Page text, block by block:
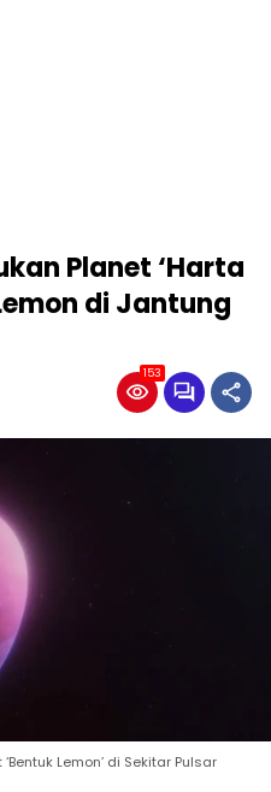
Planet ‘Harta
di Jantung
153
Lemon’ di Sekitar Pulsar